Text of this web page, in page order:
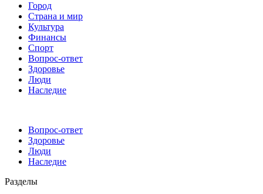
Город
Страна и мир
Культура
Финансы
Спорт
Вопрос-ответ
Здоровье
Люди
Наследие
Вопрос-ответ
Здоровье
Люди
Наследие
Разделы